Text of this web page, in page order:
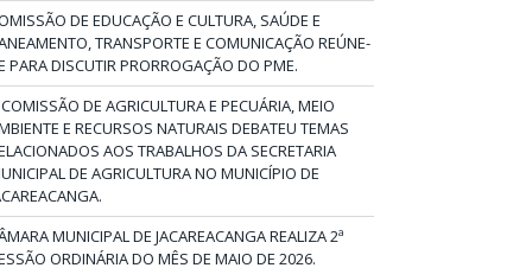
DE EDUCAÇÃO E CULTURA, SAÚDE E
TRANSPORTE E COMUNICAÇÃO REÚNE-
PARA DISCUTIR PRORROGAÇÃO DO PME.
DE AGRICULTURA E PECUÁRIA, MEIO
E RECURSOS NATURAIS DEBATEU TEMAS
AOS TRABALHOS DA SECRETARIA
DE AGRICULTURA NO MUNICÍPIO DE
MUNICIPAL DE JACAREACANGA REALIZA 2ª
ORDINÁRIA DO MÊS DE MAIO DE 2026.